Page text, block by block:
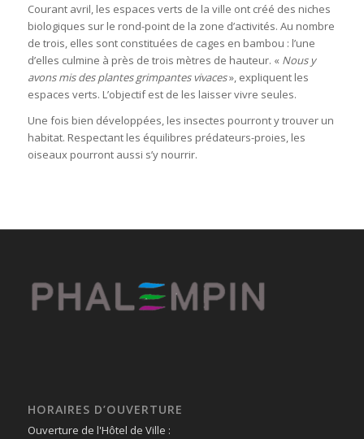
Courant avril, les espaces verts de la ville ont créé des niches
biologiques sur le rond-point de la zone d’activités. Au nombre
de trois, elles sont constituées de cages en bambou : l’une
d’elles culmine à près de trois mètres de hauteur. « Nous y
avons mis des plantes grimpantes vivaces», expliquent les
espaces verts. L’objectif est de les laisser vivre seules.
Une fois bien développées, les insectes pourront y trouver un
habitat. Respectant les équilibres prédateurs-proies, les
oiseaux pourront aussi s’y nourrir.
HORAIRES D’OUVERTURE
Ouverture de l'Hôtel de Ville :